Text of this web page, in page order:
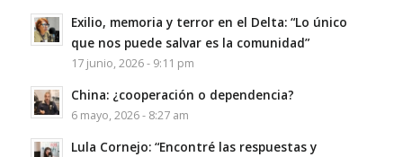
Exilio, memoria y terror en el Delta: “Lo único
que nos puede salvar es la comunidad”
17 junio, 2026 - 9:11 pm
China: ¿cooperación o dependencia?
6 mayo, 2026 - 8:27 am
Lula Cornejo: “Encontré las respuestas y